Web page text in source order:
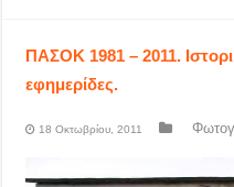
ΠΑΣΟΚ 1981 – 2011.
εφημερίδες.
18 Οκτωβρίου, 2011